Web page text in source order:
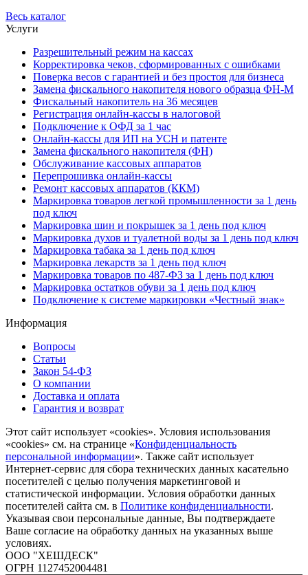
Весь каталог
Услуги
Разрешительный режим на кассах
Корректировка чеков, сформированных с ошибками
Поверка весов с гарантией и без простоя для бизнеса
Замена фискального накопителя нового образца ФН-М
Фискальный накопитель на 36 месяцев
Регистрация онлайн-кассы в налоговой
Подключение к ОФД за 1 час
Онлайн-кассы для ИП на УСН и патенте
Замена фискального накопителя (ФН)
Обслуживание кассовых аппаратов
Перепрошивка онлайн-кассы
Ремонт кассовых аппаратов (ККМ)
Маркировка товаров легкой промышленности за 1 день
под ключ
Маркировка шин и покрышек за 1 день под ключ
Маркировка духов и туалетной воды за 1 день под ключ
Маркировка табака за 1 день под ключ
Маркировка лекарств за 1 день под ключ
Маркировка товаров по 487-ФЗ за 1 день под ключ
Маркировка остатков обуви за 1 день под ключ
Подключение к системе маркировки «Честный знак»
Информация
Вопросы
Статьи
Закон 54-ФЗ
О компании
Доставка и оплата
Гарантия и возврат
Этот сайт использует «cookies». Условия использования
«cookies» см. на странице «Конфиденциальность
персональной информации». Также сайт использует
Интернет-сервис для сбора технических данных касательно
посетителей с целью получения маркетинговой и
статистической информации. Условия обработки данных
посетителей сайта см. в Политике конфиденциальности.
Указывая свои персональные данные, Вы подтверждаете
Ваше согласие на обработку данных на указанных выше
условиях.
ООО "ХЕШДЕСК"
ОГРН 1127452004481